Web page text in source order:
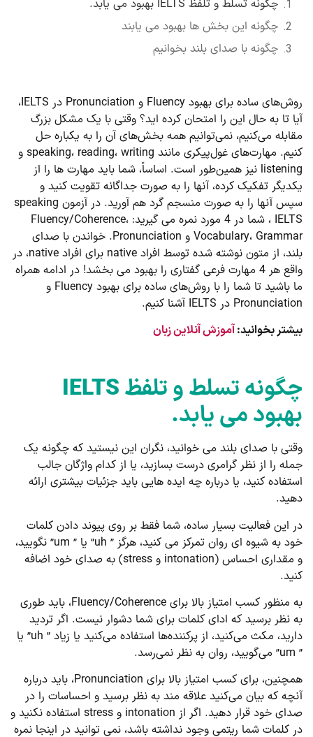
چگونه تسلط و تلفظ IELTS بهبود می یابد.
چگونه این بخش ها بهبود می یابند
چگونه با صدای بلند بخوانیم
روش‌های ساده برای بهبود Fluency و Pronunciation در IELTS،
آیا تا به حال این را امتحان کرده اید؟ وقتی با یک مشکل بزرگ
مقابله می‌کنیم، نمی‌توانیم همه بخش‌های آن را به یکباره حل
کنیم. مهارت‌های غول‌پیکری مانند speaking، reading، writing و
listening نیز همین‌طور است. اساساً، شما باید مهارت ها را از
یکدیگر تفکیک کرده، آنها را به صورت جداگانه تقویت کنید و
سپس آنها را به صورت منسجم گرد هم آورید. در آزمون speaking
IELTS ، شما در 4 مورد نمره می گیرید: Fluency/Coherence،
Vocabulary، Grammar و Pronunciation. خواندن با صدای
بلند، از متون نوشته شده توسط افراد native برای افراد native، در
واقع هر 4 مهارت فرعی گفتاری را بهبود می بخشد! در ادامه همراه
ما باشید تا شما را با روش‌های ساده برای بهبود Fluency و
Pronunciation در IELTS آشنا کنیم.
بیشتر بخوانید: آموزش آنلاین زبان
چگونه تسلط و تلفظIELTS
بهبود می یابد.
وقتی با صدای بلند می خوانید، نگران این نیستید که چگونه یک
جمله را از نظر گرامری درست بسازید، یا از کدام واژگان جالب
استفاده کنید، یا درباره چه ایده هایی باید جزئیات بیشتری ارائه
دهید.
در این فعالیت بسیار ساده، شما فقط بر روی پیوند دادن کلمات
خود به شیوه ای روان تمرکز می کنید، هرگز ” uh” یا ” um” نگویید،
و مقداری احساس (intonation و stress) به صدای خود اضافه
کنید.
به منظور کسب امتیاز بالا برای Fluency/Coherence، باید طوری
به نظر برسید که ادای کلمات برای شما دشوار نیست. اگر تردید
دارید، مکث می‌کنید، از پرکننده‌ها استفاده می‌کنید یا زیاد ” uh” یا
” um” می‌گویید، روان به نظر نمی‌رسد.
همچنین، برای کسب امتیاز بالا برای Pronunciation، باید درباره
آنچه که بیان می‌کنید علاقه مند به نظر برسید و احساسات را در
صدای خود قرار دهید. اگر از intonation و stress استفاده نکنید و
در کلمات شما ریتمی وجود نداشته باشد، نمی توانید در اینجا نمره